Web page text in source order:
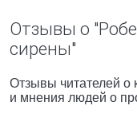
Отзывы о
сирены"
Отзывы читателей о
и мнения людей о